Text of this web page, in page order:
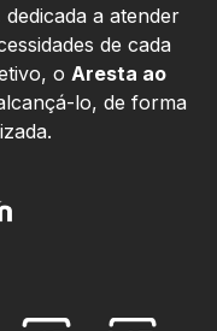
a atender
de cada
o Aresta ao
lo, de forma